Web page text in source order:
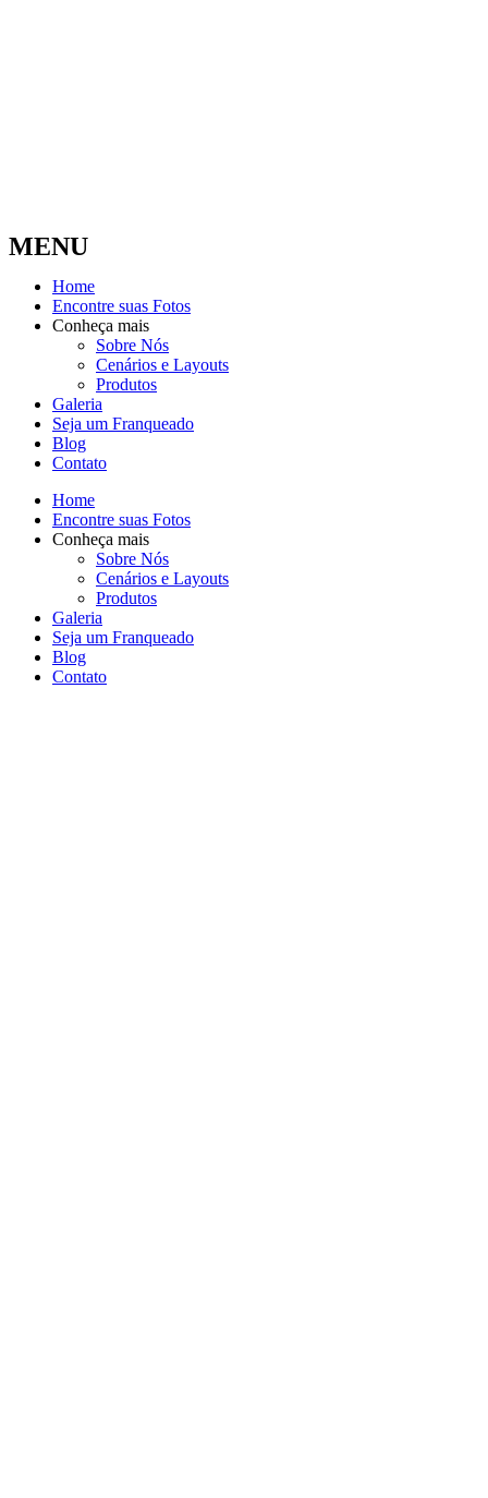
MENU
Home
Encontre suas Fotos
Conheça mais
Sobre Nós
Cenários e Layouts
Produtos
Galeria
Seja um Franqueado
Blog
Contato
Home
Encontre suas Fotos
Conheça mais
Sobre Nós
Cenários e Layouts
Produtos
Galeria
Seja um Franqueado
Blog
Contato